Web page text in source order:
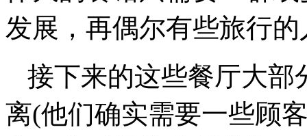
发展，再偶尔有些旅行
接下来的这些餐厅大部
离(他们确实需要一些顾